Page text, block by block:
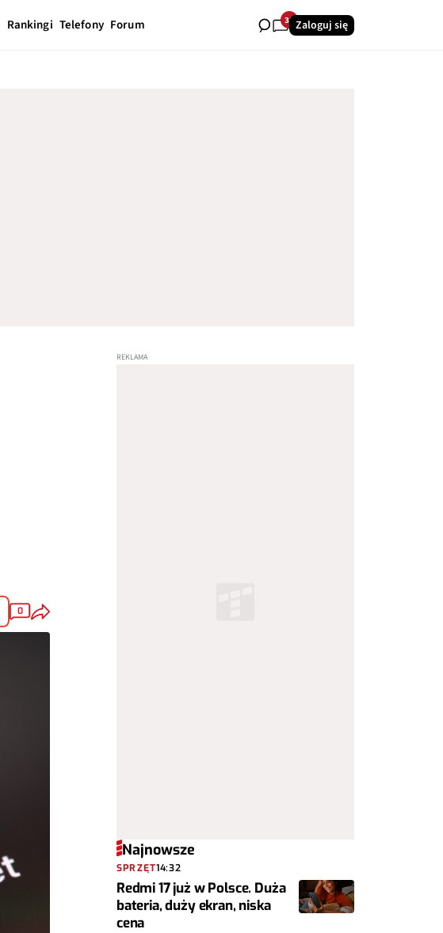
Rankingi Telefony Forum 35Zaloguj się
0
Najnowsze
SPRZĘT14:32
Redmi 17 już w Polsce. Duża
bateria, duży ekran, niska
cena